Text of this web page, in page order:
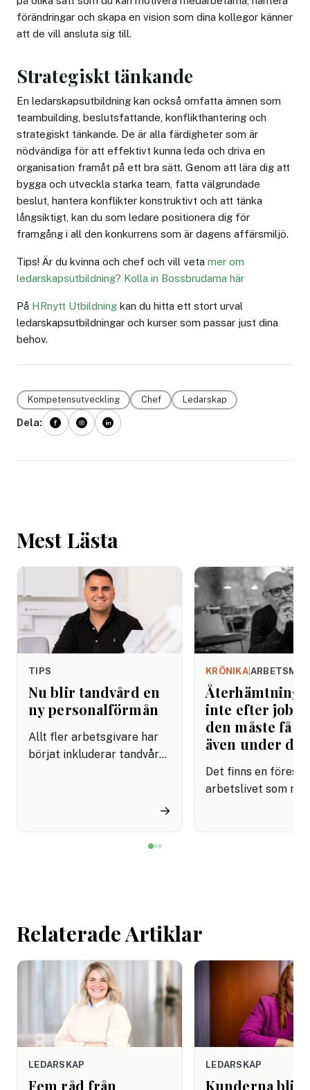
förändringar och skapa en vision som dina kollegor känner
att de vill ansluta sig till.
Strategiskt tänkande
En ledarskapsutbildning kan också omfatta ämnen som
teambuilding, beslutsfattande, konflikthantering och
strategiskt tänkande. De är alla färdigheter som är
nödvändiga för att effektivt kunna leda och driva en
organisation framåt på ett bra sätt. Genom att lära dig att
bygga och utveckla starka team, fatta välgrundade
beslut, hantera konflikter konstruktivt och att tänka
långsiktigt, kan du som ledare positionera dig för
framgång i all den konkurrens som är dagens affärsmiljö.
Tips! Är du kvinna och chef och vill veta mer om
ledarskapsutbildning? Kolla in Bossbrudarna här
På HRnytt Utbildning kan du hitta ett stort urval
ledarskapsutbildningar och kurser som passar just dina
behov.
Kompetensutveckling Chef Ledarskap
Dela:
Mest Lästa
TIPS
Nu blir tandvård en
ny personalförmån
Allt fler arbetsgivare har
börjat inkluderar tandvård i
miljon svenskar uppger att
→
KRÖNIKA|
Återhämtning
inte efter
den måste få
även under
Det finns en
arbetslivet som
Relaterade Artiklar
LEDARSKAP
Fem råd från
LEDARSKAP
Kunderna blir